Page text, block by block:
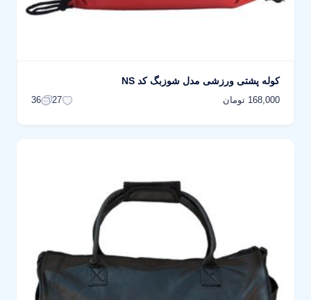
کوله پشتی ورزشی مدل شوزبگ کد NS
168,000 تومان 27
36